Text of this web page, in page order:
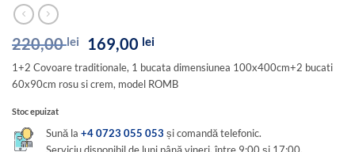
220,00lei
Prețul
inițial
a
fost:
169,00 leiPrețul
este:
169,00 lei.
1+2 Covoare traditionale, 1 bucata dimensiunea 100x400cm+2 bucati
60x90cm rosu si crem, model ROMB
Stoc epuizat
Sună la+4 0723 055 053 și comandă telefonic.